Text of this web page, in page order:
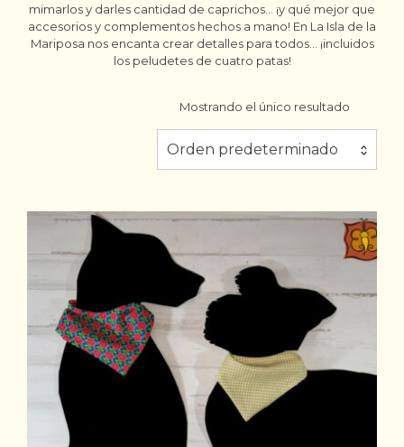
mimarlos y darles cantidad de caprichos… ¡y qué mejor que
accesorios y complementos hechos a mano! En La Isla de la
Mariposa nos encanta crear detalles para todos… ¡incluidos
los peludetes de cuatro patas!
Mostrando el único resultado
Orden predeterminado